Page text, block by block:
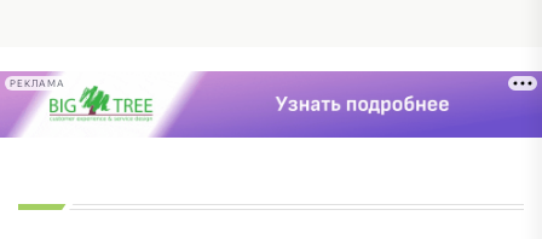
РЕКЛАМА